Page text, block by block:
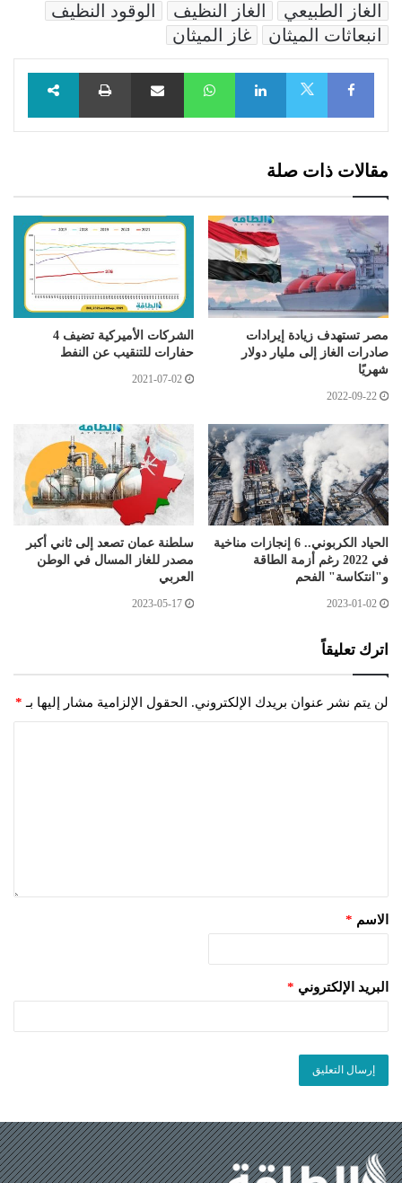
الغاز الطبيعي
الغاز النظيف
الوقود النظيف
انبعاثات الميثان
غاز الميثان
Facebook
LinkedIn
WhatsAppمشاركة عبر البريد طباعة
مقالات ذات صلة
مصر تستهدف زيادة إيرادات
صادرات الغاز إلى مليار دولار
شهريًا
2022-09-22
الشركات الأميركية تضيف 4
حفارات للتنقيب عن النفط
2021-07-02
الحياد الكربوني.. 6 إنجازات مناخية
في 2022 رغم أزمة الطاقة
و"انتكاسة" الفحم
2023-01-02
سلطنة عمان تصعد إلى ثاني أكبر
مصدر للغاز المسال في الوطن
العربي
2023-05-17
اترك تعليقاً
لن يتم نشر عنوان بريدك الإلكتروني. الحقول الإلزامية مشار إليها بـ *
الاسم *
البريد الإلكتروني *